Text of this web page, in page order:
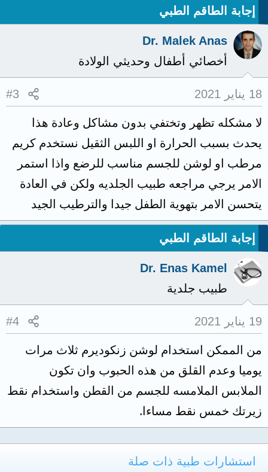
إجابة الطاقم الطبي
Dr. Malek Anas
أخصائي أطفال وحديثي الولادة
18 يناير 2021 #3
لا مشكله تظهر وتختفي بدون مشاكل وعادة هذا
يحدث بسبب الحرارة او اللبس الثقيل نستخدم كريم
مرطب او لوشن للجسم مناسب للرضع واذا استمر
الامر يرجي مراجعه طبيب الجلديه ولكن في العادة
يتحسن الامر بتهوية الطفل جيدا والترطيب الجيد
إجابة الطاقم الطبي
Dr. Enas Kamel
طبيب جلدية
19 يناير 2021 #4
من الممكن استخدام لوشن زنكوديرم ثلاث مرات
يوميا وعدم القلق من هذه الحبوب وان تكون
الملابس الملامسه للجسم من القطن واستخدام نقط
زيرتك خمس نقط مساءا.
استشارات طبية ذات صلة